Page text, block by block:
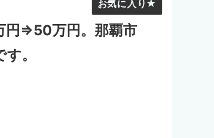
円⇒50万円。那覇市
。
お気に入り